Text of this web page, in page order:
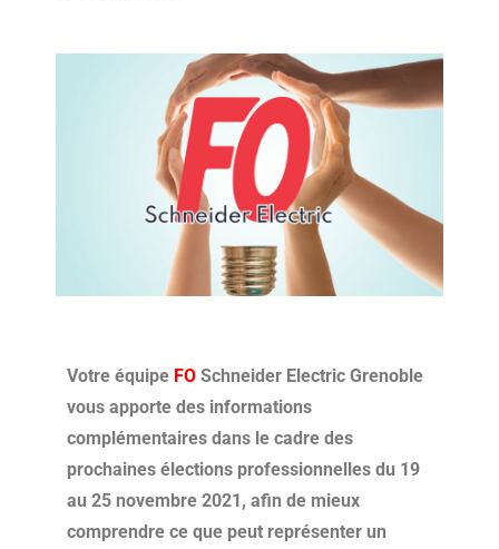
Votre équipe FO Schneider Electric Grenoble
vous apporte des informations
complémentaires dans le cadre des
prochaines élections professionnelles du 19
au 25 novembre 2021, afin de mieux
comprendre ce que peut représenter un